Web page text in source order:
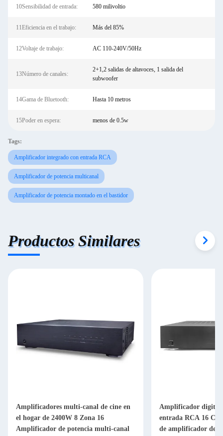
10Sensibilidad de entrada: 580 milivoltio
11Eficiencia en el trabajo: Más del 85%
12Voltaje de trabajo: AC 110-240V/50Hz
13Número de canales:
2+1,2 salidas de altavoces, 1 salida del
subwoofer
14Gama de Bluetooth: Hasta 10 metros
15Poder en espera: menos de 0.5w
Tags:
Amplificador integrado con entrada RCA
Amplificador de potencia multicanal
Amplificador de potencia montado en el bastidor
Productos Similares
Amplificadores multi-canal de cine en
el hogar de 2400W 8 Zona 16
Amplificador de potencia multi-canal
Amplificador digital
entrada RCA 16
de amplificador de